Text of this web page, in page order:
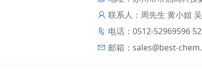
联系人：周先生 黄小姐
电话：0512-52969596
邮箱： sales@best-